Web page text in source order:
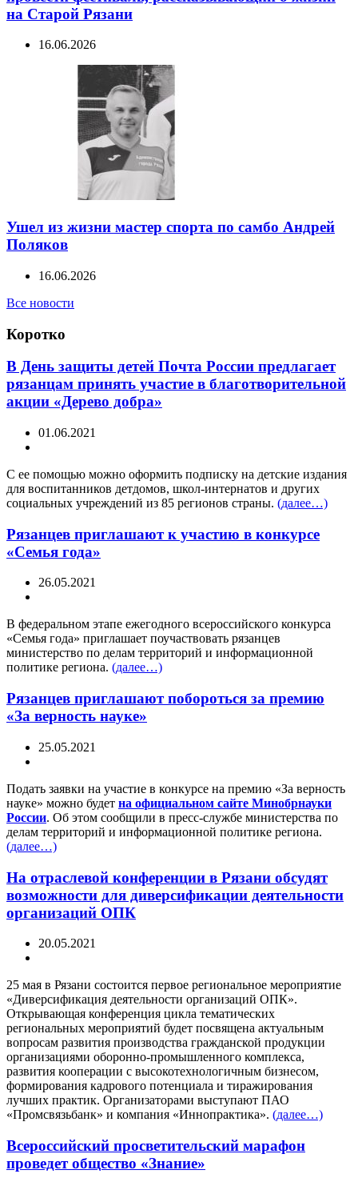
на Старой Рязани
16.06.2026
Ушел из жизни мастер спорта по самбо Андрей
Поляков
16.06.2026
Все новости
Коротко
В День защиты детей Почта России предлагает
рязанцам принять участие в благотворительной
акции «Дерево добра»
01.06.2021
С ее помощью можно оформить подписку на детские издания
для воспитанников детдомов, школ-интернатов и других
социальных учреждений из 85 регионов страны. (далее…)
Рязанцев приглашают к участию в конкурсе
«Семья года»
26.05.2021
В федеральном этапе ежегодного всероссийского конкурса
«Семья года» приглашает поучаствовать рязанцев
министерство по делам территорий и информационной
политике региона. (далее…)
Рязанцев приглашают побороться за премию
«За верность науке»
25.05.2021
Подать заявки на участие в конкурсе на премию «За верность
науке» можно будет на официальном сайте Минобрнауки
России. Об этом сообщили в пресс-службе министерства по
делам территорий и информационной политике региона.
(далее…)
На отраслевой конференции в Рязани обсудят
возможности для диверсификации деятельности
организаций ОПК
20.05.2021
25 мая в Рязани состоится первое региональное мероприятие
«Диверсификация деятельности организаций ОПК».
Открывающая конференция цикла тематических
региональных мероприятий будет посвящена актуальным
вопросам развития производства гражданской продукции
организациями оборонно-промышленного комплекса,
развития кооперации с высокотехнологичным бизнесом,
формирования кадрового потенциала и тиражирования
лучших практик. Организаторами выступают ПАО
«Промсвязьбанк» и компания «Иннопрактика». (далее…)
Всероссийский просветительский марафон
проведет общество «Знание»